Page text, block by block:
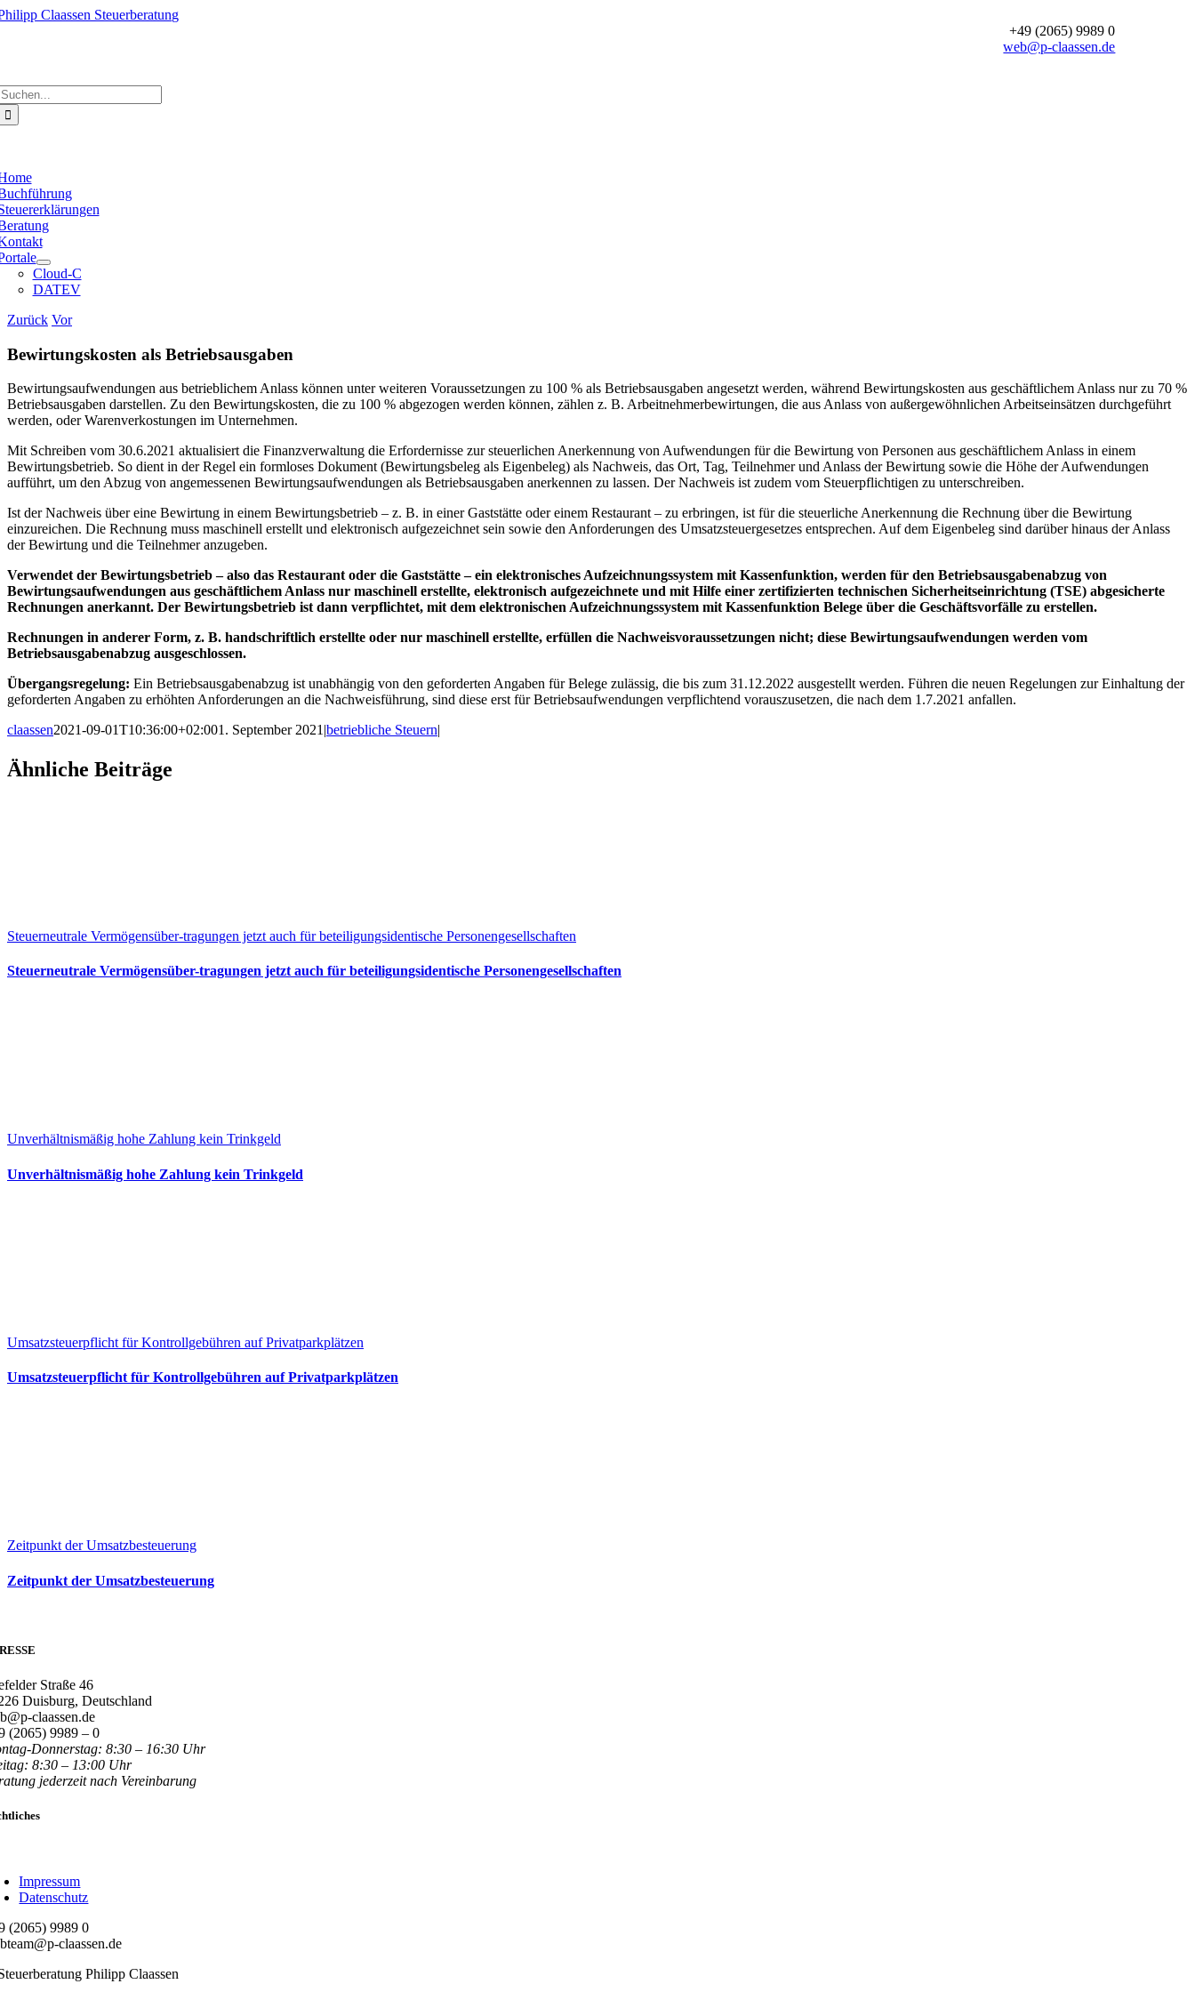
Zum
+49 (2065) 9989 0
web@p-claassen.de
Cloud-C
DATEV
Zurück Vor
Bewirtungskosten als Betriebsausgaben
Bewirtungsaufwendungen aus betrieblichem Anlass können unter weiteren Voraussetzungen zu 100 % als Betriebsausgaben angesetzt werden, während Bewirtungskosten aus geschäftlichem Anlass nur zu 70 %
Betriebsausgaben darstellen. Zu den Bewirtungskosten, die zu 100 % abgezogen werden können, zählen z. B. Arbeitnehmerbewirtungen, die aus Anlass von außergewöhnlichen Arbeitseinsätzen durchgeführt
werden, oder Warenverkostungen im Unternehmen.
Mit Schreiben vom 30.6.2021 aktualisiert die Finanzverwaltung die Erfordernisse zur steuerlichen Anerkennung von Aufwendungen für die Bewirtung von Personen aus geschäftlichem Anlass in einem
Bewirtungsbetrieb. So dient in der Regel ein formloses Dokument (Bewirtungsbeleg als Eigenbeleg) als Nachweis, das Ort, Tag, Teilnehmer und Anlass der Bewirtung sowie die Höhe der Aufwendungen
aufführt, um den Abzug von angemessenen Bewirtungsaufwendungen als Betriebsausgaben anerkennen zu lassen. Der Nachweis ist zudem vom Steuerpflichtigen zu unterschreiben.
Ist der Nachweis über eine Bewirtung in einem Bewirtungsbetrieb – z. B. in einer Gaststätte oder einem Restaurant – zu erbringen, ist für die steuerliche Anerkennung die Rechnung über die Bewirtung
einzureichen. Die Rechnung muss maschinell erstellt und elektronisch aufgezeichnet sein sowie den Anforderungen des Umsatzsteuergesetzes entsprechen. Auf dem Eigenbeleg sind darüber hinaus der Anlass
der Bewirtung und die Teilnehmer anzugeben.
Verwendet der Bewirtungsbetrieb – also das Restaurant oder die Gaststätte – ein elektronisches Aufzeichnungssystem mit Kassenfunktion, werden für den Betriebsausgabenabzug von
Bewirtungsaufwendungen aus geschäftlichem Anlass nur maschinell erstellte, elektronisch aufgezeichnete und mit Hilfe einer zertifizierten technischen Sicherheitseinrichtung (TSE) abgesicherte
Rechnungen anerkannt. Der Bewirtungsbetrieb ist dann verpflichtet, mit dem elektronischen Aufzeichnungssystem mit Kassenfunktion Belege über die Geschäftsvorfälle zu erstellen.
Rechnungen in anderer Form, z. B. handschriftlich erstellte oder nur maschinell erstellte, erfüllen die Nachweisvoraussetzungen nicht; diese Bewirtungsaufwendungen werden vom
Betriebsausgabenabzug ausgeschlossen.
Übergangsregelung: Ein Betriebsausgabenabzug ist unabhängig von den geforderten Angaben für Belege zulässig, die bis zum 31.12.2022 ausgestellt werden. Führen die neuen Regelungen zur Einhaltung der
geforderten Angaben zu erhöhten Anforderungen an die Nachweisführung, sind diese erst für Betriebsaufwendungen verpflichtend vorauszusetzen, die nach dem 1.7.2021 anfallen.
claassen2021-09-01T10:36:00+02:001. September 2021|betriebliche Steuern|
Facebook
X
LinkedIn
WhatsApp
Xing
E-
Mail
Ähnliche Beiträge
Steuerneutrale Vermögensüber-tragungen jetzt auch für beteiligungsidentische Personengesellschaften
Steuerneutrale Vermögensüber-tragungen jetzt auch für beteiligungsidentische Personengesellschaften
Unverhältnismäßig hohe Zahlung kein Trinkgeld
Unverhältnismäßig hohe Zahlung kein Trinkgeld
Umsatzsteuerpflicht für Kontrollgebühren auf Privatparkplätzen
Umsatzsteuerpflicht für Kontrollgebühren auf Privatparkplätzen
Zeitpunkt der Umsatzbesteuerung
Zeitpunkt der Umsatzbesteuerung
Straße 46
Duisburg, Deutschland
claassen.de
(2065) 9989 – 0
Donnerstag: 8:30 – 16:30 Uhr
8:30 – 13:00 Uhr
jederzeit nach Vereinbarung
Impressum
Datenschutz
(2065) 9989 0
claassen.de
Philipp Claassen